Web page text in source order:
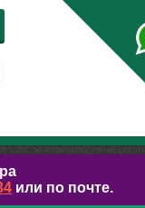
или по почте.